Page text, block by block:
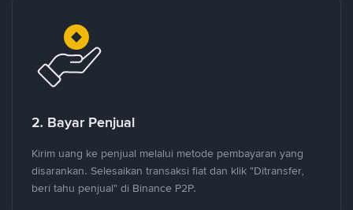
2. Bayar Penjual
Kirim uang ke penjual melalui metode pembayaran yang
disarankan. Selesaikan transaksi fiat dan klik "Ditransfer,
beri tahu penjual" di Binance P2P.